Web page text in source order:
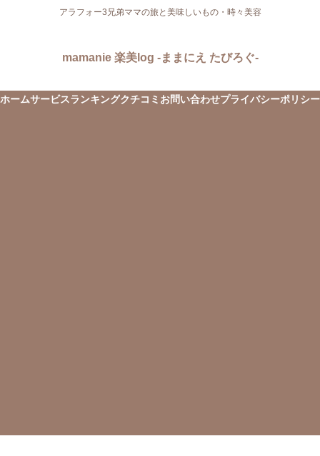
アラフォー3兄弟ママの旅と美味しいもの・時々美容
mamanie 楽美log -ままにえ たびろぐ-
ホームサービスランキングクチコミ お問い合わせプライバシーポリシー